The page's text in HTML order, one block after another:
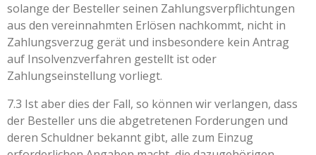
solange der Besteller seinen Zahlungsverpflichtungen
aus den vereinnahmten Erlösen nachkommt, nicht in
Zahlungsverzug gerät und insbesondere kein Antrag
auf Insolvenzverfahren gestellt ist oder
Zahlungseinstellung vorliegt.
7.3 Ist aber dies der Fall, so können wir verlangen, dass
der Besteller uns die abgetretenen Forderungen und
deren Schuldner bekannt gibt, alle zum Einzug